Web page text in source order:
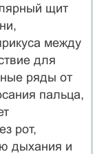
щит
между
для
ряды от
пальца,
рот,
дыхания и